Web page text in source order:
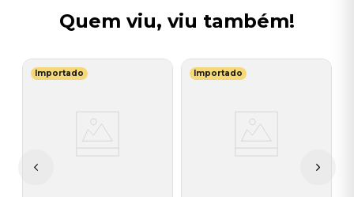
Quem viu, viu também!
Importado Importado